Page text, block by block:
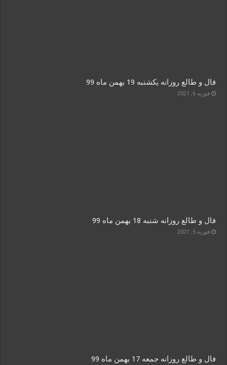
فال و طالع روزانه یکشنبه 19 بهمن ماه 99
فوریه 6, 2021
فال و طالع روزانه شنبه 18 بهمن ماه 99
فوریه 5, 2021
فال و طالع روزانه جمعه 17 بهمن ماه 99